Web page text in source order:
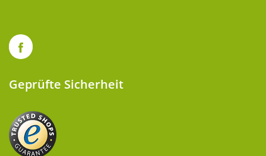
Geprüfte Sicherheit